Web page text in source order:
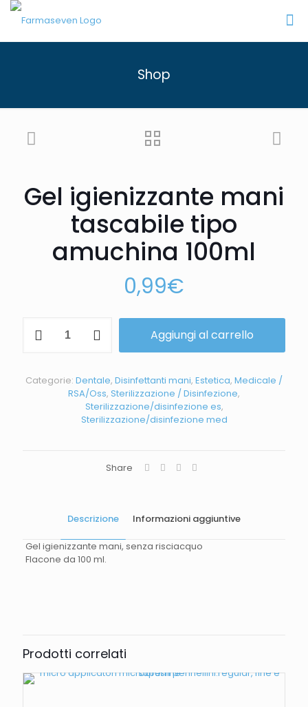
Shop
Gel igienizzante mani
tascabile tipo
amuchina 100ml
0,99€
Aggiungi al carrello
Categorie: Dentale, Disinfettanti mani, Estetica, Medicale /
RSA/Oss, Sterilizzazione / Disinfezione,
Sterilizzazione/disinfezione es,
Sterilizzazione/disinfezione med
Share
Descrizione Informazioni aggiuntive
Gel igienizzante mani, senza risciacquo
Flacone da 100 ml.
Prodotti correlati